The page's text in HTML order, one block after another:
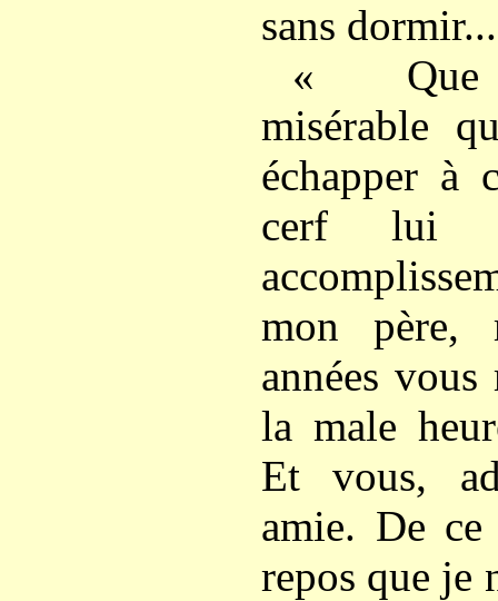
sans dormir...
« Que
misérable
échapper à
cerf lui
mon père,
années vous
la male
Et vous,
amie. De
repos que je